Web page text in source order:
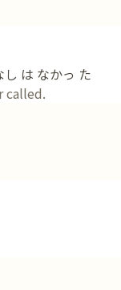
は なかっ た
called.